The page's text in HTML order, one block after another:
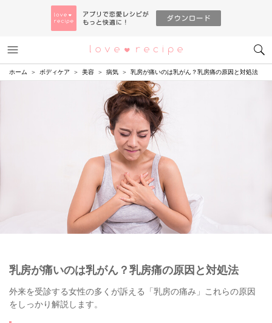
恋愛レシピ
ホーム ボディケア 美容 病気 乳房が痛いのは乳がん？乳房痛の原因と対処法
乳房が痛いのは乳がん？乳房痛の原因と対処法
外来を受診する女性の多くが訴える「乳房の痛み」これらの原因
をしっかり解説します。